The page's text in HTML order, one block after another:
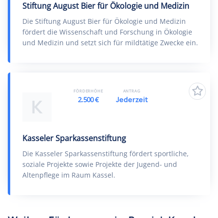
Stiftung August Bier für Ökologie und Medizin
Die Stiftung August Bier für Ökologie und Medizin
fördert die Wissenschaft und Forschung in Ökologie
und Medizin und setzt sich für mildtätige Zwecke ein.
K
Kasseler Sparkassenstiftung
Die Kasseler Sparkassenstiftung fördert sportliche,
soziale Projekte sowie Projekte der Jugend- und
Altenpflege im Raum Kassel.
FÖRDERHÖHE
2.500 €
ANTRAG
Jederzeit